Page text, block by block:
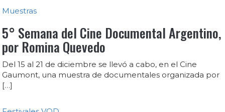
Muestras
5° Semana del Cine Documental Argentino,
por Romina Quevedo
Del 15 al 21 de diciembre se llevó a cabo, en el Cine
Gaumont, una muestra de documentales organizada por
[…]